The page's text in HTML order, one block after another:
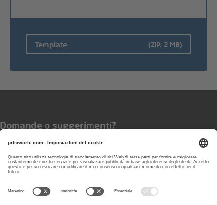
Template (ZIP, 2 MB)
Domande o suggerimenti?
Puoi contattarcidal lunedì al venerdì
dalle 8:00 alle 17:00
800794113